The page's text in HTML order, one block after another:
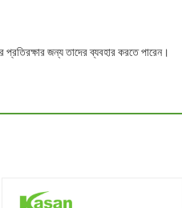
জন্য তাদের ব্যবহার করতে পারেন।